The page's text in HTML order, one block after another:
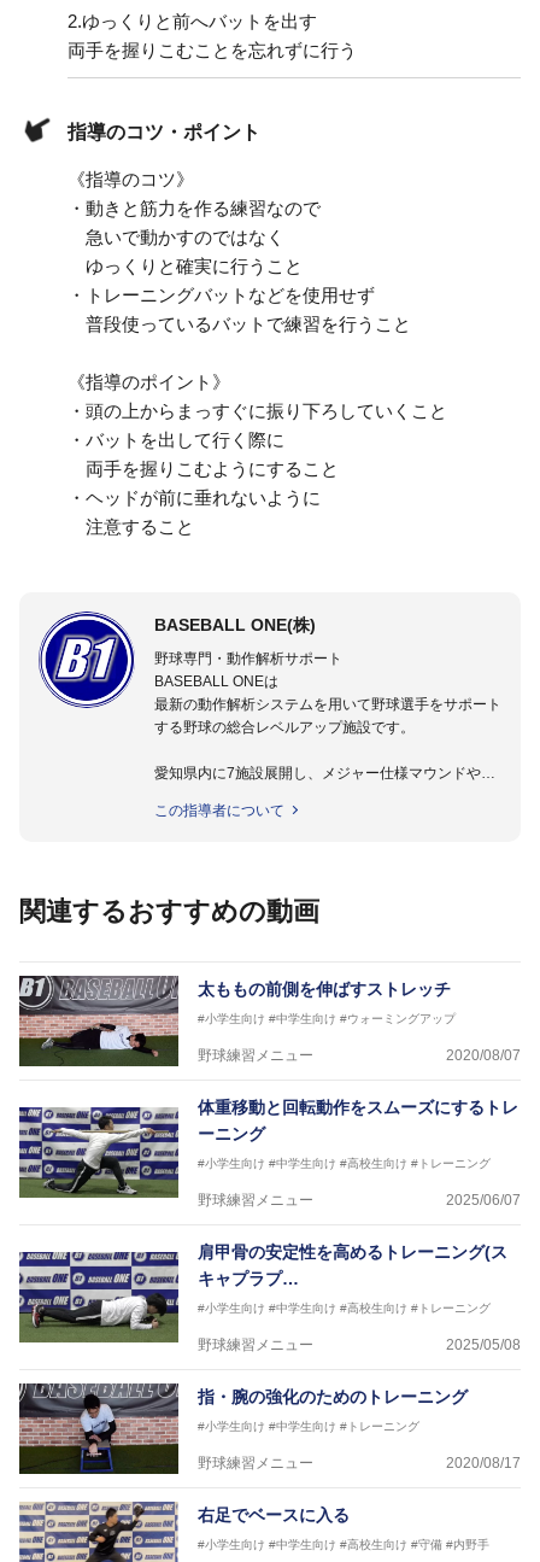
2.ゆっくりと前へバットを出す
両手を握りこむことを忘れずに行う
指導のコツ・ポイント
《指導のコツ》
・動きと筋力を作る練習なので
急いで動かすのではなく
ゆっくりと確実に行うこと
・トレーニングバットなどを使用せず
普段使っているバットで練習を行うこと
《指導のポイント》
・頭の上からまっすぐに振り下ろしていくこと
・バットを出して行く際に
両手を握りこむようにすること
・ヘッドが前に垂れないように
注意すること
BASEBALL ONE(株)
野球専門・動作解析サポート
BASEBALL ONEは
最新の動作解析システムを用いて野球選手をサポート
する野球の総合レベルアップ施設です。
愛知県内に7施設展開し、メジャー仕様マウンドやト
動作解析システムを用いて、小学生からプロ野球選手
この指導者について
関連するおすすめの動画
太ももの前側を伸ばすストレッチ
#小学生向け #中学生向け #ウォーミングアップ
野球練習メニュー 2020/08/07
体重移動と回転動作をスムーズにするトレ
ーニング
#小学生向け #中学生向け #高校生向け #トレーニング
野球練習メニュー 2025/06/07
肩甲骨の安定性を高めるトレーニング(ス
キャプラプ…
#小学生向け #中学生向け #高校生向け #トレーニング
野球練習メニュー 2025/05/08
指・腕の強化のためのトレーニング
#小学生向け #中学生向け #トレーニング
野球練習メニュー 2020/08/17
右足でベースに入る
#小学生向け #中学生向け #高校生向け #守備 #内野手